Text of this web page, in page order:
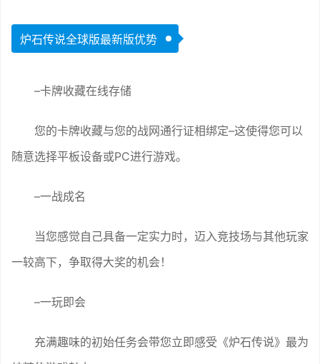
炉石传说全球版最新版优势
–卡牌收藏在线存储
您的卡牌收藏与您的战网通行证相绑定–这使得您可以
随意选择平板设备或PC进行游戏。
–一战成名
当您感觉自己具备一定实力时，迈入竞技场与其他玩家
一较高下，争取得大奖的机会！
–一玩即会
充满趣味的初始任务会带您立即感受《炉石传说》最为